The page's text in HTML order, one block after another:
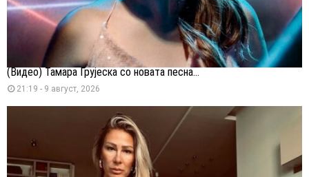
(Видео) Тамара Грујеска со новата песна...
21:19 - 9 август, 2026